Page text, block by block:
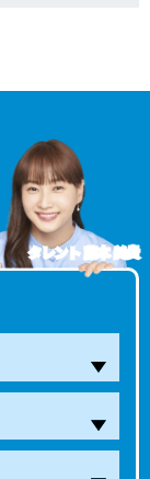
タレント 藤本 美貴